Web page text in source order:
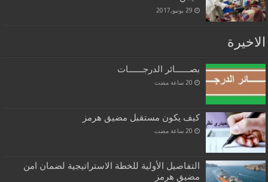
29 يونيو,2017
الاخيرة
بصــــــائر الدرجــــــات
كيف يكون مستقبل مضيق هرمز
التفاصيل الأولية للخطة الاستراتيجية لضمان امن
مضيق هرمز